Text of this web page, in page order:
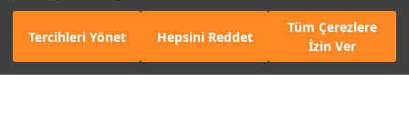
Tercihleri Yönet Hepsini Reddet
Tüm Çerezlere
İzin Ver
3.590 TL
%30
SEPETE EKLE
Çocuk Basketbol Ayakkabısı
Erkek Eşofman
Kadın Tayt